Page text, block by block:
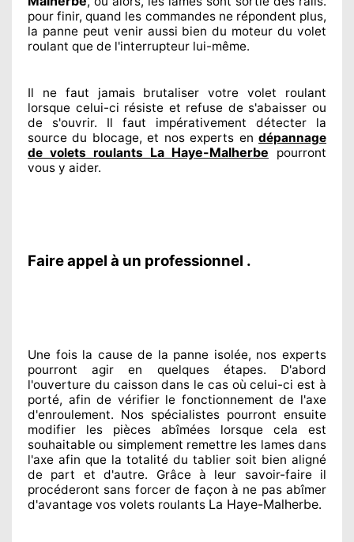
pour finir, quand les commandes ne répondent plus,
la panne peut venir aussi bien du moteur du volet
roulant que de l'interrupteur lui-même.
Il ne faut jamais brutaliser votre volet roulant
lorsque celui-ci résiste et refuse de s'abaisser ou
de s'ouvrir. Il faut impérativement détecter la
source du blocage, et nos experts endépannage
de volets roulants La Haye-Malherbe
pourront
vous y aider.
Faire appel à un professionnel .
Une fois la causede la panne isolée, nos experts
pourront agiren quelques étapes. D'abord
l'ouverture du caisson dans le cas où celui-ci est à
porté, afin de vérifier le fonctionnement de l'axe
d'enroulement. Nos spécialistes pourront ensuite
modifier les pièces abîmées lorsque cela est
souhaitable ou simplement remettre les lames dans
l'axe afin que la totalité du tablier soit bien aligné
de part et d'autre. Grâce à leur savoir-faireil
procéderont sans forcer de façon à ne pas abîmer
d'avantage vos volets roulants La Haye-Malherbe.